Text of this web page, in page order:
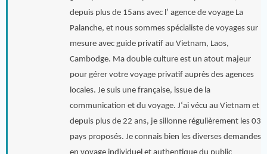
depuis plus de 15ans avec l’ agence de voyage La
Palanche, et nous sommes spécialiste de voyages sur
mesure avec guide privatif au Vietnam, Laos,
Cambodge. Ma double culture est un atout majeur
pour gérer votre voyage privatif auprès des agences
locales. Je suis une française, issue de la
communication et du voyage. J‘ai vécu au Vietnam et
depuis plus de 22 ans, je sillonne régulièrement les 03
pays proposés. Je connais bien les diverses demandes